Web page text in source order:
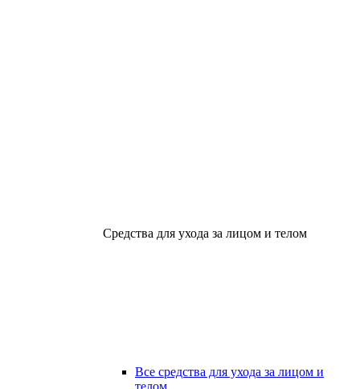
Средства для ухода за лицом и телом
Все средства для ухода за лицом и
телом